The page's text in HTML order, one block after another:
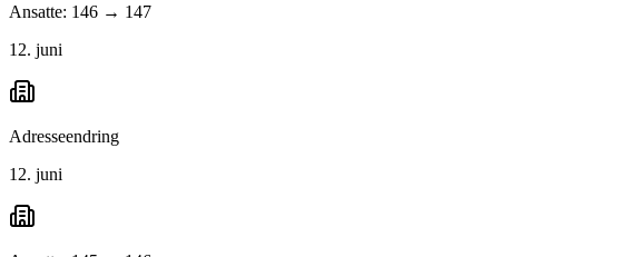
Ansatte: 146 → 147
12. juni
Adresseendring
12. juni